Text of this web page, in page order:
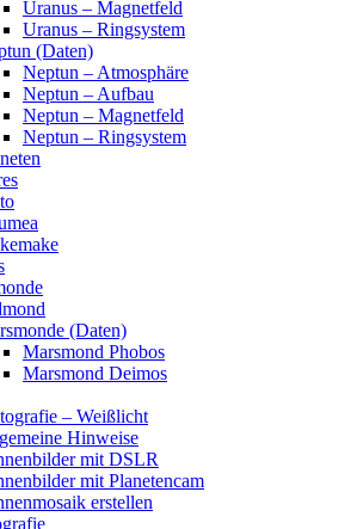
Uranus – Magnetfeld
Uranus – Ringsystem
(Daten)
Neptun – Atmosphäre
Neptun – Aufbau
Neptun – Magnetfeld
Neptun – Ringsystem
(Daten)
Marsmond Phobos
Marsmond Deimos
– Weißlicht
Hinweise
mit DSLR
mit Planetencam
erstellen